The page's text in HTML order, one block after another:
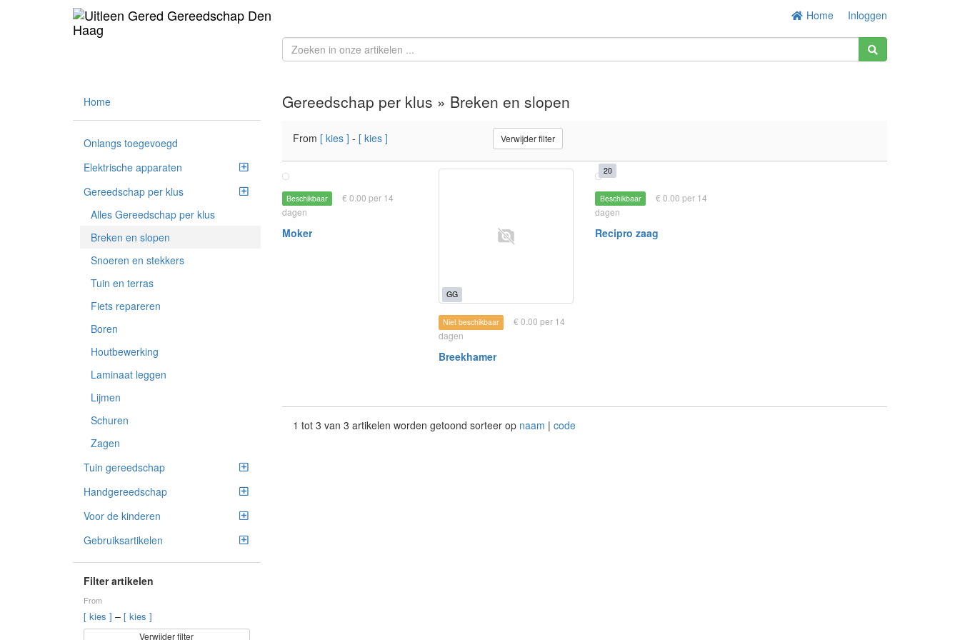
Home Inloggen
Home
Onlangs toegevoegd
Elektrische apparaten
Gereedschap per klus
Alles Gereedschap per klus
Breken en slopen
Snoeren en stekkers
Tuin en terras
Fiets repareren
Boren
Houtbewerking
Laminaat leggen
Lijmen
Schuren
Zagen
Tuin gereedschap
Handgereedschap
Voor de kinderen
Gebruiksartikelen
Filter artikelen
From
[ kies ] – [ kies ]
Verwijder filter
Gereedschap per klus » Breken en slopen
From [ kies ] - [ kies ] Verwijder filter
Beschikbaar
€ 0.00 per 14
dagen
Moker
GG
Niet beschikbaar
€ 0.00 per 14
dagen
Breekhamer
20
Beschikbaar
€ 0.00 per 14
dagen
Recipro zaag
1 tot 3 van 3 artikelen worden getoond sorteer op naam | code